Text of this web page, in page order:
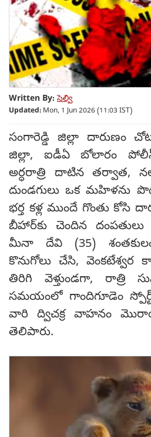
Written By: సెల్వి
Updated: Mon, 1 Jun 2026 (11:03 IST)
సంగారెడ్డి జిల్లా దారుణం
జిల్లా, ఐడీఏ బోలారం
అర్ధరాత్రి దాటిన తర్వాత,
దుండగులు ఒక మహిళను
భర్త కళ్ల ముందే గొంతు కోసి
బీహార్‌కు చెందిన
మీనా దేవి (35)
కొనుగోలు చేసి,
తిరిగి వెళ్తుండగా, రాత్రి
సమయంలో గాందిగూడెం
వారి ద్విచక్ర వాహనం
తెలిపారు.